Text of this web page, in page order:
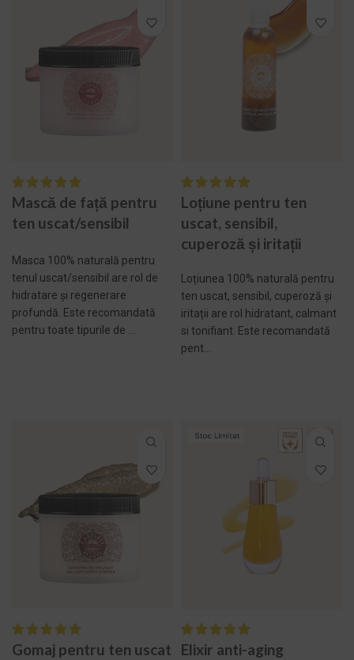
Mască de față pentru
ten uscat/sensibil
Masca 100% naturală pentru
tenul uscat/sensibil are rol de
hidratare și regenerare
profundă. Este recomandată
pentru toate tipurile de ...
Loțiune pentru ten
uscat, sensibil,
cuperoză și iritații
Loțiunea 100% naturală pentru
ten uscat, sensibil, cuperoză și
iritații are rol hidratant, calmant
si tonifiant. Este recomandată
pent...
Gomaj pentru ten uscat
Elixir anti-aging